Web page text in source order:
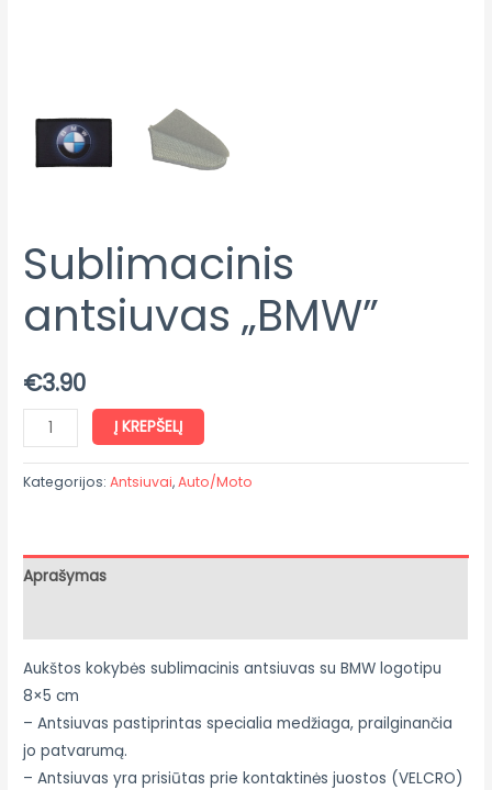
Sublimacinis
antsiuvas „BMW”
€3.90
Į KREPŠELĮ
Kategorijos:Antsiuvai,Auto/Moto
Aprašymas
Aukštos kokybės sublimacinis antsiuvas su BMW logotipu
8×5 cm
– Antsiuvas pastiprintas specialia medžiaga, prailginančia
jo patvarumą.
– Antsiuvas yra prisiūtas prie kontaktinės juostos (VELCRO)